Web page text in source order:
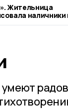
Жительница
наличники